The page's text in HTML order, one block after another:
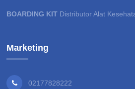
BOARDING KIT Distributor Alat
Marketing
02177828222